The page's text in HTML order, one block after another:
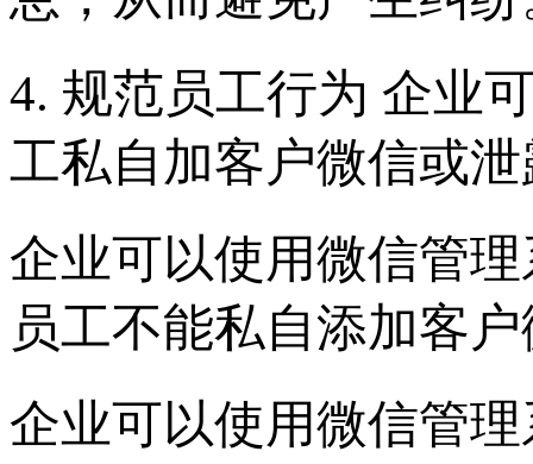
4. 规范员工行为 企业
工私自加客户微信或
企业可以使用微信管
员工不能私自添加客
企业可以使用微信管